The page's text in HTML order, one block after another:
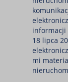
informacji
18 lipca
mi